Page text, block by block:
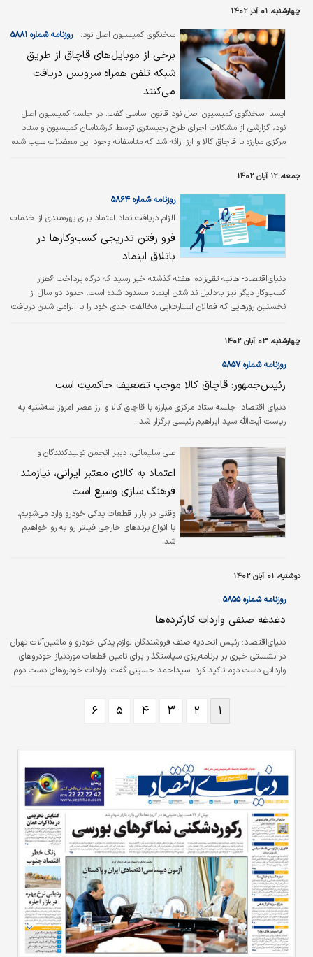
چهارشنبه، ۰۱ آذر ۱۴۰۲
سخنگوی کمیسیون اصل نود: روزنامه شماره ۵۸۸۱
برخی از موبایل‌های قاچاق از طریق
شبکه تلفن همراه سرویس دریافت
می‌کنند
ایسنا: سخنگوی کمیسیون اصل نود قانون اساسی گفت: در جلسه کمیسیون اصل
نود، گزارشی از مشکلات اجرای طرح رجیستری توسط کارشناسان کمیسیون و ستاد
مرکزی مبارزه با قاچاق کالا و ارز ارائه شد که متاسفانه وجود این معضلات سبب شده
شبکه تلفن همراه کشور سرویس دریافت کنند.
جمعه، ۱۲ آبان ۱۴۰۲
الزام دریافت نماد اعتماد برای بهره‌مندی از خدمات
پرداخت الکترونیک همچنان کسب‌وکارها را آزار
می‌دهد
روزنامه شماره ۵۸۶۴
فرو رفتن تدریجی کسب‌وکارها در
باتلاق اینماد
دنیای‌اقتصاد- هانیه‌ تقی‌زاده:
هفته گذشته خبر رسید که درگاه پرداخت ۶هزار
کسب‌وکار دیگر نیز به‌دلیل نداشتن اینماد مسدود شده است. حدود دو سال از
نخستین روزهایی که فعالان استارت‌آپی مخالفت جدی خود را با الزامی شدن دریافت
کردند، می‌گذرد. با این حال در تمام این مدت و با وجود استدلال‌هایی که برای
متولیان این موضوع آورده شد، نشانه‌ای از توجه به این ملاحظات مشاهده نمی‌شود
و همچنان شاهد آنیم که هر روز کسب‌وکارهای زیادی در مسیر توسعه و رشد ناکام
چهارشنبه، ۰۳ آبان ۱۴۰۲
روزنامه شماره ۵۸۵۷
رئیس‌جمهور: قاچاق کالا موجب تضعیف حاکمیت است
دنیای اقتصاد: جلسه ستاد مرکزی مبارزه با قاچاق کالا و ارز عصر امروز سه‌شنبه به
ریاست آیت‌الله سید ابراهیم رئیسی برگزار شد.
علی سلیمانی، دبیر انجمن تولیدکنندگان و
صادرکنندگان فیلتر کشور میگوید؛
اعتماد به کالای معتبر ایرانی، نیازمند
فرهنگ سازی وسیع است
وقتی در بازار قطعات یدکی خودرو وارد می‌شویم،
با انواع برندهای خارجی فیلتر رو به رو خواهیم
شد.
دوشنبه، ۰۱ آبان ۱۴۰۲
روزنامه شماره ۵۸۵۵
دغدغه صنفی واردات کارکرده‌ها
دنیای‌اقتصاد: رئیس اتحادیه صنف فروشندگان لوازم یدکی خودرو و ماشین‌‌‌آلات تهران
در نشستی خبری بر برنامه‌ریزی سیاستگذار برای تامین قطعات موردنیاز خودروهای
وارداتی دست دوم تاکید کرد. سید‌احمد حسینی گفت: واردات خودروهای دست دوم
۱ ۲ ۳ ۴ ۵ ۶